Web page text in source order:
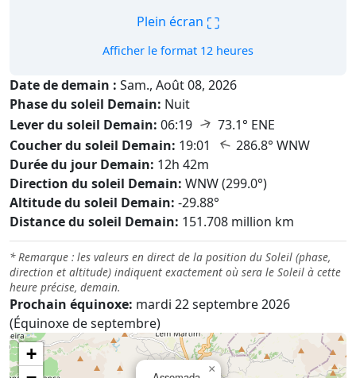
Plein écran ⛶
Afficher le format 12 heures
Date de demain : Sam., Août 08, 2026
Phase du soleil Demain: Nuit
Lever du soleil Demain: 06:19 ↑ 73.1° ENE
Coucher du soleil Demain: 19:01 ↑ 286.8° WNW
Durée du jour Demain: 12h 42m
Direction du soleil Demain: WNW (299.0°)
Altitude du soleil Demain: -29.88°
Distance du soleil Demain: 151.708 million km
* Remarque : les valeurs en direct de la position du Soleil (phase,
direction et altitude) indiquent exactement où sera le Soleil à cette
heure précise, demain.
Prochain équinoxe: mardi 22 septembre 2026
(Équinoxe de septembre)
×
+